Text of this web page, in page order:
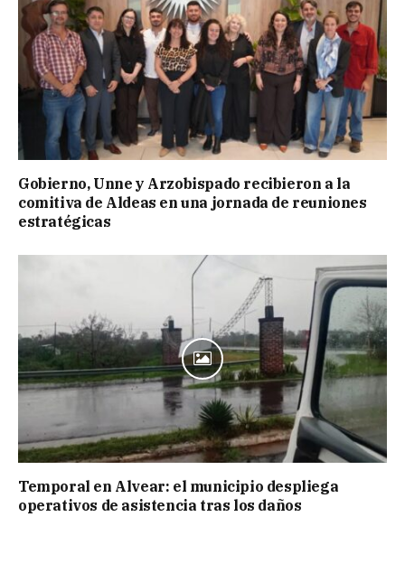
Gobierno, Unne y Arzobispado recibieron a la
comitiva de Aldeas en una jornada de reuniones
estratégicas
Temporal en Alvear: el municipio despliega
operativos de asistencia tras los daños